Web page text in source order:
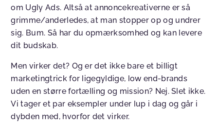
om Ugly Ads. Altså at annoncekreativerne er så
grimme/anderledes, at man stopper op og undrer
sig. Bum. Så har du opmærksomhed og kan levere
dit budskab.
Men virker det? Og er det ikke bare et billigt
marketingtrick for ligegyldige, low end-brands
uden en større fortælling og mission? Nej. Slet ikke.
Vi tager et par eksempler under lup i dag og går i
dybden med, hvorfor det virker.